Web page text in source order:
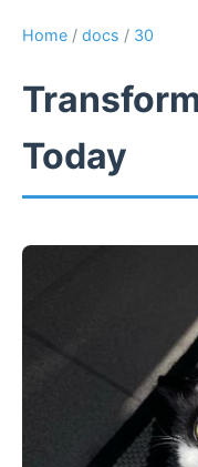
Home / docs / 30
Today